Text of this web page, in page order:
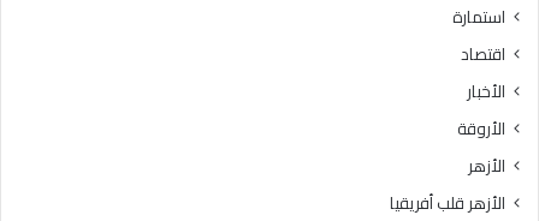
استمارة
اقتصاد
الأخبار
الأروقة
الأزهر
الأزهر قلب أفريقيا